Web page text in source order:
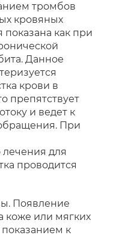
тромбов
кровяных
показана как при
Данное
крови в
препятствует
и ведет к
При
для
проводится
Появление
коже или мягких
показанием к